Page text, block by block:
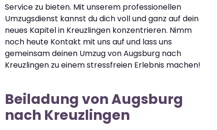
Service zu bieten. Mit unserem professionellen
Umzugsdienst kannst du dich voll und ganz auf dein
neues Kapitel in Kreuzlingen konzentrieren. Nimm
noch heute Kontakt mit uns auf und lass uns
gemeinsam deinen Umzug von Augsburg nach
Kreuzlingen zu einem stressfreien Erlebnis machen!
Beiladung von Augsburg
nach Kreuzlingen